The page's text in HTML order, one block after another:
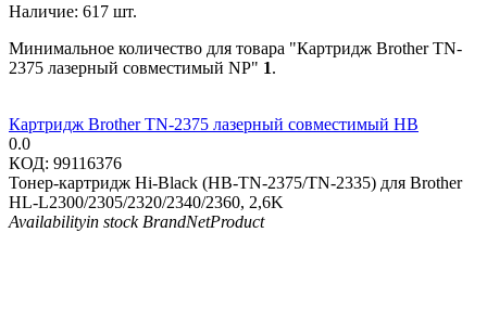
Наличие: 617 шт.
Минимальное количество для товара "Картридж Brother TN-
2375 лазерный совместимый NP" 1.
Картридж Brother TN-2375 лазерный совместимый HB
0.0
КОД: 99116376
Тонер-картридж Hi-Black (HB-TN-2375/TN-2335) для Brother
HL-L2300/2305/2320/2340/2360, 2,6K
Availabilityin stock BrandNetProduct